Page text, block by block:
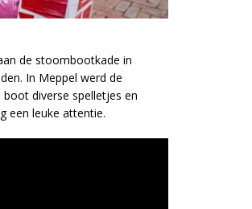
de stoombootkade in
In Meppel werd de
diverse spelletjes en
een leuke attentie.